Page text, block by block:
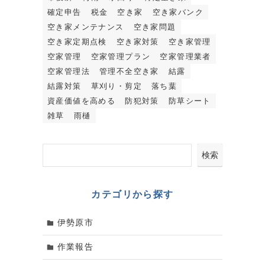
確定申告
税金 空き家
空き家バンク
空き家メンテナンス
空き家問題
空き家定期点検
空き家対策
空き家管理
空家管理
空家管理プラン
空家管理業者
空家管理法
管理不全空き家
結露
結露対策
草刈り・剪定
落ち葉
資産価値を高める
防犯対策
防草シート
雑草
雨樋
検索
カテゴリから探す
伊勢原市
作業報告